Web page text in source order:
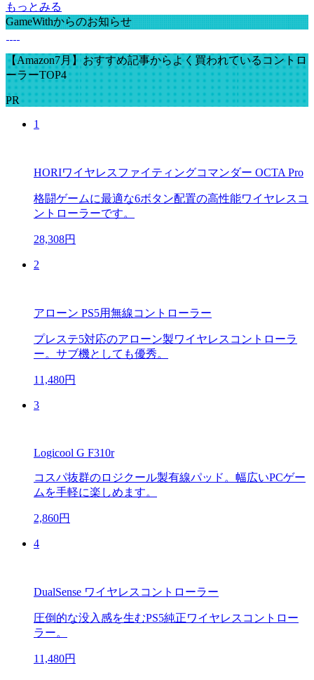
もっとみる
GameWithからのお知らせ
【Amazon7月】おすすめ記事からよく買われているコントロ
ーラーTOP4
PR
1
HORIワイヤレスファイティングコマンダー OCTA Pro
格闘ゲームに最適な6ボタン配置の高性能ワイヤレスコ
ントローラーです。
28,308円
2
アローン PS5用無線コントローラー
プレステ5対応のアローン製ワイヤレスコントローラ
ー。サブ機としても優秀。
11,480円
3
Logicool G F310r
コスパ抜群のロジクール製有線パッド。幅広いPCゲー
ムを手軽に楽しめます。
2,860円
4
DualSense ワイヤレスコントローラー
圧倒的な没入感を生むPS5純正ワイヤレスコントロー
ラー。
11,480円